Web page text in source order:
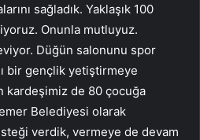
sağladık. Yaklaşık 100
Onunla mutluyuz.
Düğün salonunu spor
bir gençlik yetiştirmeye
kardeşimiz de 80 çocuğa
Belediyesi olarak
verdik, vermeye de devam